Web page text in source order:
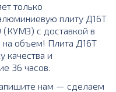
только
плиту Д16Т
с доставкой в
на объем! Плита Д16Т
качества и
36 часов.
нам — сделаем